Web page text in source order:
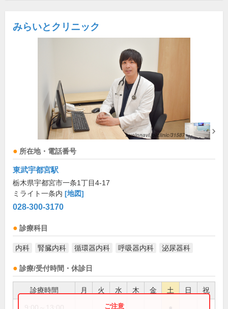
みらいとクリニック
所在地・電話番号
東武宇都宮駅
栃木県宇都宮市一条1丁目4-17
ミライト一条内 [地図]
028-300-3170
診療科目
内科 腎臓内科 循環器内科 呼吸器内科 泌尿器科
診療/受付時間・休診日
診療時間 月 火 水 木 金 土 日 祝